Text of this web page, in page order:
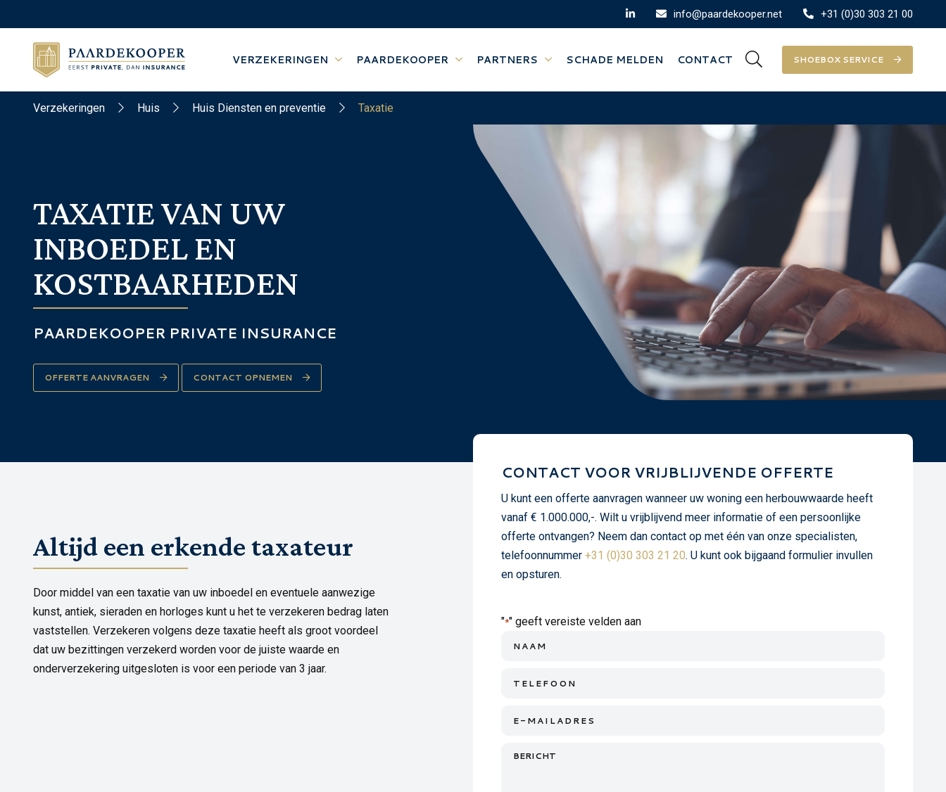
info@paardekooper.net +31 (0)30 303 21 00
VERZEKERINGEN PAARDEKOOPER PARTNERS SCHADE MELDEN CONTACT SHOEBOX SERVICE
Verzekeringen Huis Huis Diensten en preventie Taxatie
TAXATIE VAN UW
INBOEDEL EN
KOSTBAARHEDEN
PAARDEKOOPER PRIVATE INSURANCE
OFFERTE AANVRAGEN CONTACT OPNEMEN
CONTACT VOOR VRIJBLIJVENDE OFFERTE
U kunt een offerte aanvragen wanneer uw woning een herbouwwaarde heeft
vanaf € 1.000.000,-. Wilt u vrijblijvend meer informatie of een persoonlijke
offerte ontvangen? Neem dan contact op met één van onze specialisten,
telefoonnummer +31 (0)30 303 21 20. U kunt ook bijgaand formulier invullen
en opsturen.
"*" geeft vereiste velden aan
Bericht
Altijd een erkende taxateur
Door middel van een taxatie van uw inboedel en eventuele aanwezige
kunst, antiek, sieraden en horloges kunt u het te verzekeren bedrag laten
vaststellen. Verzekeren volgens deze taxatie heeft als groot voordeel
dat uw bezittingen verzekerd worden voor de juiste waarde en
onderverzekering uitgesloten is voor een periode van 3 jaar.